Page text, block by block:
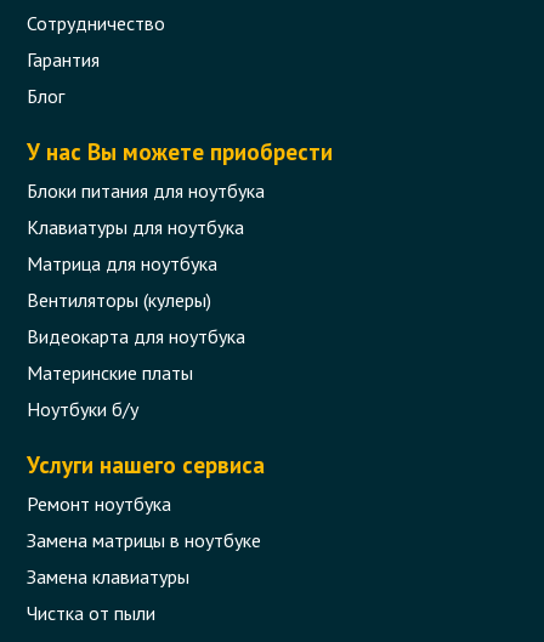
Сотрудничество
Гарантия
Блог
У нас Вы можете приобрести
Блоки питания для ноутбука
Клавиатуры для ноутбука
Матрица для ноутбука
Вентиляторы (кулеры)
Видеокарта для ноутбука
Материнские платы
Ноутбуки б/у
Услуги нашего сервиса
Ремонт ноутбука
Замена матрицы в ноутбуке
Замена клавиатуры
Чистка от пыли